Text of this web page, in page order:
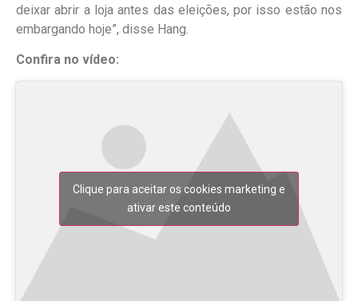
deixar abrir a loja antes das eleições, por isso estão nos
embargando hoje”, disse Hang.
Confira no vídeo:
Clique para aceitar os cookies marketing e
ativar este conteúdo